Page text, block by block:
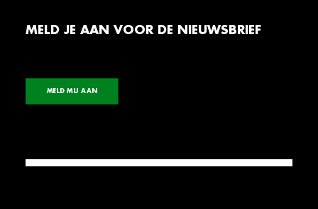
MELD JE AAN VOOR DE NIEUWSBRIEF
MELD MIJ AAN